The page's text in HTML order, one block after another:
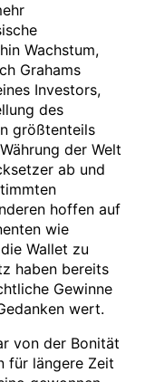
Wachstum,
Grahams
Investors,
des
größtenteils
der Welt
ab und
hoffen auf
wie
Wallet zu
haben bereits
Gewinne
wert.
von der Bonität
für längere Zeit